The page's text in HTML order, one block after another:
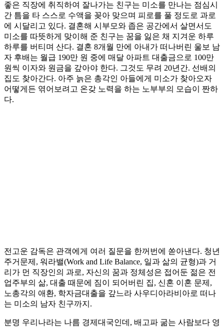
좋은 직장에 취직하여 잘나가는 친구는 미소를 만나는 점심시
간 틈을 타 스스로 수액을 꽂아 맞으며 피로를 풀 정도로 과로
에 시달리고 있다. 결혼해 시부모와 좁은 공간에서 살면서도
미소를 따뜻하게 맞이해 준 친구는 꿈을 잃은 채 지겨운 하루
하루를 버티며 산다. 결혼 8개월 만에 아내가 떠나버린 울보 남
자 후배는 월급 190만 원 중에 매달 아파트 대출금으로 100만
원씩 이자와 원금을 갚아야 한다. 그것도 무려 20년간. 선배의
집도 찾아간다. 아주 늙은 총각인 아들에게 미소가 찾아오자
어떻게든 엮어보려고 온갖 노력을 하는 노부부의 모습이 짠하
다.
전고운 감독은 관객에게 여러 질문을 한꺼번에 쏟아낸다. 청년
주거문제, 워라밸(Work and Life Balance, 일과 삶의 균형)과 거
리가 먼 직장인의 과로, 자신의 꿈과 정체성은 접어둔 젊은 전
업주부의 삶, 대출 때문에 짐이 되어버린 집, 신혼 이혼 문제,
노총각의 애환, 학자금대출을 갚느라 사우디아라비아로 떠나
는 미소의 남자 친구까지.
분명 우리나라는 나름 경제대국인데, 배고파 굶는 사람보다 영